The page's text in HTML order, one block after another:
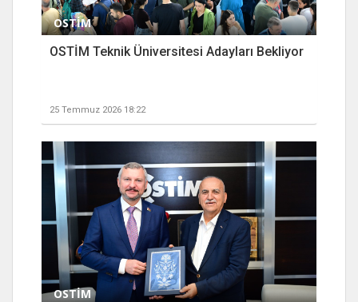
OSTİM
OSTİM Teknik Üniversitesi Adayları Bekliyor
25 Temmuz 2026 18:22
OSTİM